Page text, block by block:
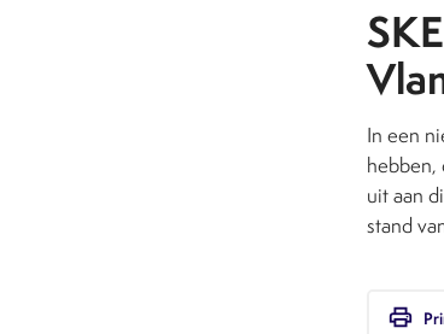
In een
hebben,
uit aan
stand
print